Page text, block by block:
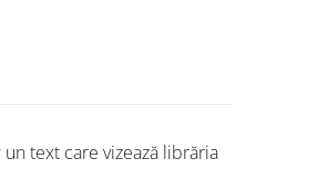
un text care vizează librăria